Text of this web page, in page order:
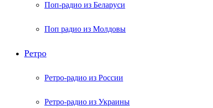
Поп-радио из Беларуси
Поп радио из Молдовы
Ретро
Ретро-радио из России
Ретро-радио из Украины